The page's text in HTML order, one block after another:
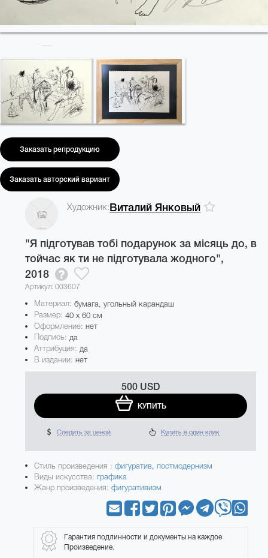
Заказать репродукцию
Заказать авторский вариант
Художник:Виталий Янковый
"Я підготував тобі подарунок за місяць до, в
тойчас як ти не підготувала жодного",
2018
Артикул: 003607
Материал: бумага, угольный карандаш
Размер: 40 x 60 см
Оформление:нет
Подпись: да
Аттрибуция: да
В издании:нет
500 USD
КУПИТЬ
Следить за ценой Купить в один клик
Стиль произведения : фигуратив,постмодернизм
Виды искусства:графика
Жанр произведения: фигуративизм
Гарантия подлинности и документы на каждое
Произведение.